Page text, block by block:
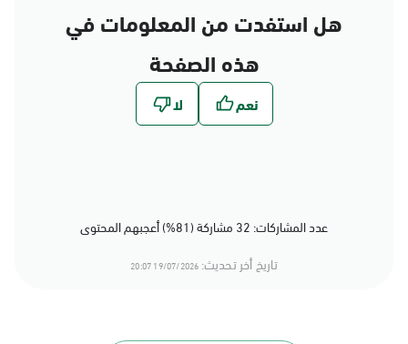
هل استفدت من المعلومات في
هذه الصفحة
عدد المشاركات: 32 مشاركة (81%) أعجبهم المحتوى
تاريخ أخر تحديث: 19/07/2026 20:07